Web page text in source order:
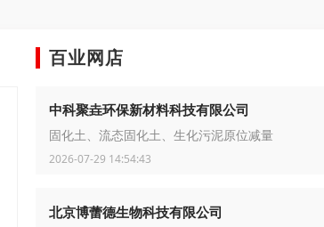
百业网店
中科聚垚环保新材料科技有限公司
固化土、流态固化土、生化污泥原位减量
2026-07-29 14:54:43
北京博蕾德生物科技有限公司